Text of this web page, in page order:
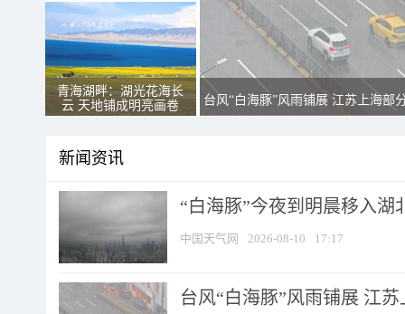
青海湖畔：湖光花海长
云 天地铺成明亮画卷
台风“白海豚”风雨铺展 江苏上海部
新闻资讯
“白海豚”今夜到明晨移入湖
中国天气网 2026-08-10 17:17
台风“白海豚”风雨铺展 江